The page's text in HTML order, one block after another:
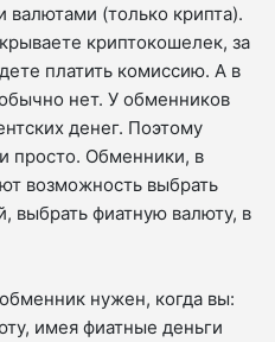
(только крипта).
криптокошелек, за
платить комиссию. А в
нет. У обменников
денег. Поэтому
просто. Обменники, в
возможность выбрать
выбрать фиатную валюту, в
нужен, когда вы:
имея фиатные деньги